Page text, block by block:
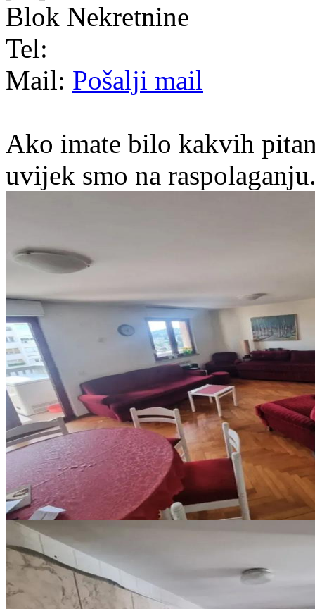
Blok Nekretnine
Tel:
Mail: Pošalji mail
Ako imate bilo kakvih
uvijek smo na